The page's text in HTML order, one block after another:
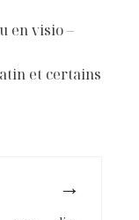
en visio –
et certains